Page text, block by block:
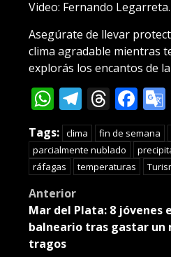
Video: Fernando Legarreta.
Asegúrate de llevar
clima agradable mientras
explorás los encantos de
WhatsApp
Tags: clima fin de semana
parcialmente nublado
ráfagas
temperaturas
Post
navigation
Anterior
Mar del Plata: 8 jóvenes
balneario tras gastar un
tragos